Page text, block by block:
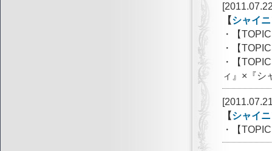
【シャイ
・【
・【
・【
ィ』×『シ
【シャイ
・【